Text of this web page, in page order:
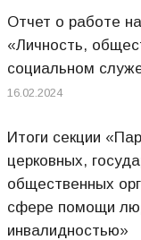
Отчет о работе
«Личность,
социальном
16.02.2024
Итоги секции
церковных,
общественных
сфере помощи
инвалидностью»